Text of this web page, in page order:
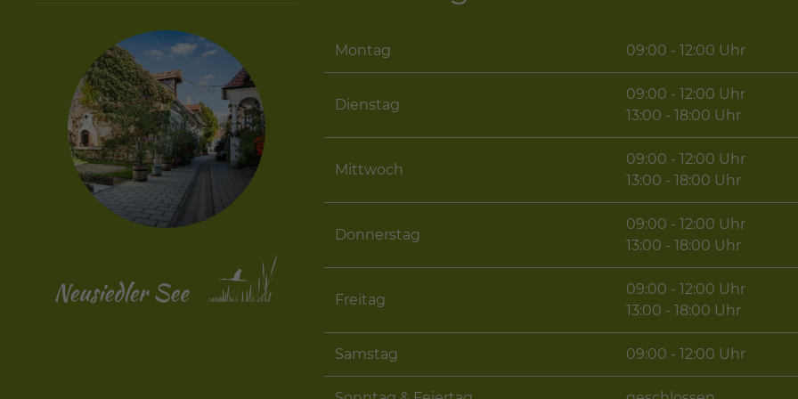
Montag 09:00 - 12:00 Uhr
Dienstag
09:00 - 12:00 Uhr
13:00 - 18:00 Uhr
Mittwoch
09:00 - 12:00 Uhr
13:00 - 18:00 Uhr
Donnerstag
09:00 - 12:00 Uhr
13:00 - 18:00 Uhr
Freitag
09:00 - 12:00 Uhr
13:00 - 18:00 Uhr
Samstag 09:00 - 12:00 Uhr